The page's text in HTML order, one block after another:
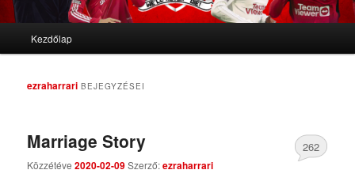
Tovább az elsődleges tartalomra
Tovább a másodlagos tartalomra
Kezdőlap
ezraharrari BEJEGYZÉSEI
Marriage Story
Közzétéve2020-02-09Szerző:ezraharrari
262